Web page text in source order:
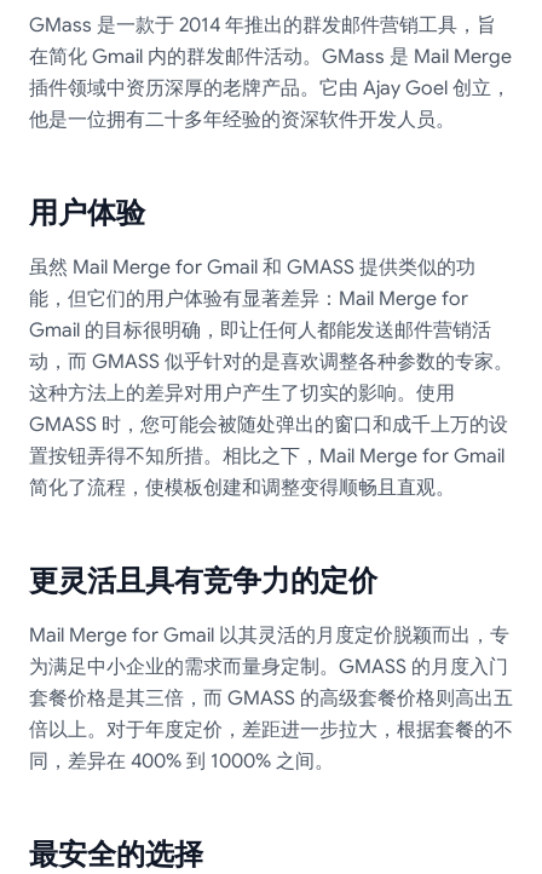
GMass 是一款于 2014 年推出的群发邮件营销工具，旨
在简化 Gmail 内的群发邮件活动。GMass 是 Mail Merge
插件领域中资历深厚的老牌产品。它由 Ajay Goel 创立，
他是一位拥有二十多年经验的资深软件开发人员。
用户体验
虽然 Mail Merge for Gmail 和 GMASS 提供类似的功
能，但它们的用户体验有显著差异：Mail Merge for
Gmail 的目标很明确，即让任何人都能发送邮件营销活
动，而 GMASS 似乎针对的是喜欢调整各种参数的专家。
这种方法上的差异对用户产生了切实的影响。使用
GMASS 时，您可能会被随处弹出的窗口和成千上万的设
置按钮弄得不知所措。相比之下，Mail Merge for Gmail
简化了流程，使模板创建和调整变得顺畅且直观。
更灵活且具有竞争力的定价
Mail Merge for Gmail 以其灵活的月度定价脱颖而出，专
为满足中小企业的需求而量身定制。GMASS 的月度入门
套餐价格是其三倍，而 GMASS 的高级套餐价格则高出五
倍以上。对于年度定价，差距进一步拉大，根据套餐的不
同，差异在 400% 到 1000% 之间。
最安全的选择